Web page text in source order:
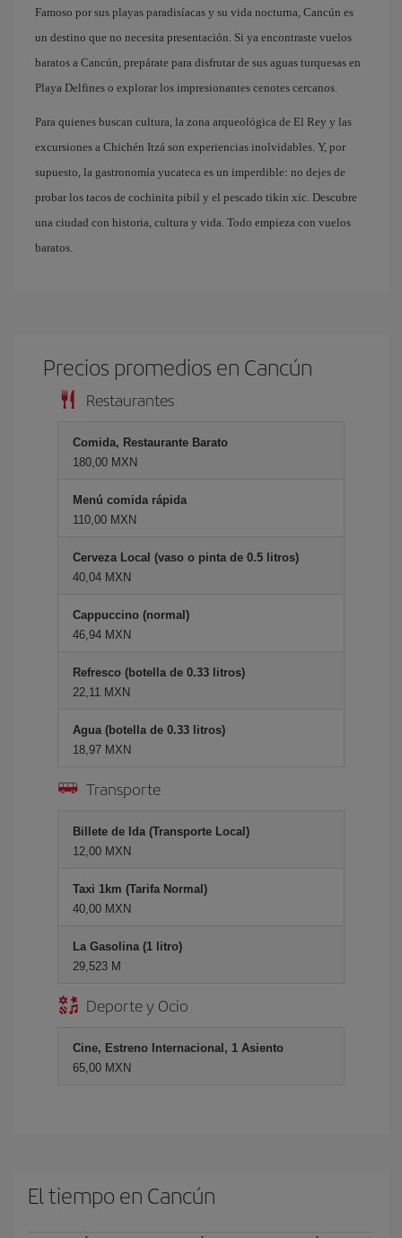
Famoso por sus playas paradisíacas y su vida nocturna, Cancún es
un destino que no necesita presentación. Si ya encontraste vuelos
baratos a Cancún, prepárate para disfrutar de sus aguas turquesas en
Playa Delfines o explorar los impresionantes cenotes cercanos.
Para quienes buscan cultura, la zona arqueológica de El Rey y las
excursiones a Chichén Itzá son experiencias inolvidables. Y, por
supuesto, la gastronomía yucateca es un imperdible: no dejes de
probar los tacos de cochinita pibil y el pescado tikin xic. Descubre
una ciudad con historia, cultura y vida. Todo empieza con vuelos
baratos.
Precios promedios en Cancún
Restaurantes
Comida, Restaurante Barato
180,00 MXN
Menú comida rápida
110,00 MXN
Cerveza Local (vaso o pinta de 0.5 litros)
40,04 MXN
Cappuccino (normal)
46,94 MXN
Refresco (botella de 0.33 litros)
22,11 MXN
Agua (botella de 0.33 litros)
18,97 MXN
Transporte
Billete de Ida (Transporte Local)
12,00 MXN
Taxi 1km (Tarifa Normal)
40,00 MXN
La Gasolina (1 litro)
29,523 M
Deporte y Ocio
Cine, Estreno Internacional, 1 Asiento
65,00 MXN
El tiempo en Cancún